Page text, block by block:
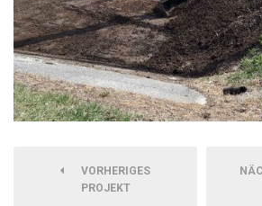
VORHERIGES
PROJEKT